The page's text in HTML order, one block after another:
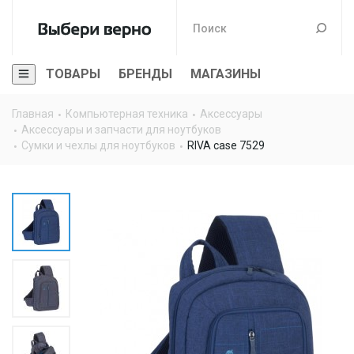
ТОВАРЫ БРЕНДЫ МАГАЗИНЫ
Главная Компьютерная техника
Аксессуары
Аксессуары и запчасти для ноутбуков
Сумки и чехлы для ноутбуков
RIVA case 7529